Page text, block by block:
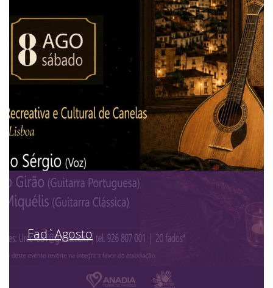
Fad`Agosto